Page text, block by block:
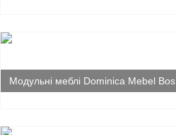
Модульні меблі Dominica Mebel Bos